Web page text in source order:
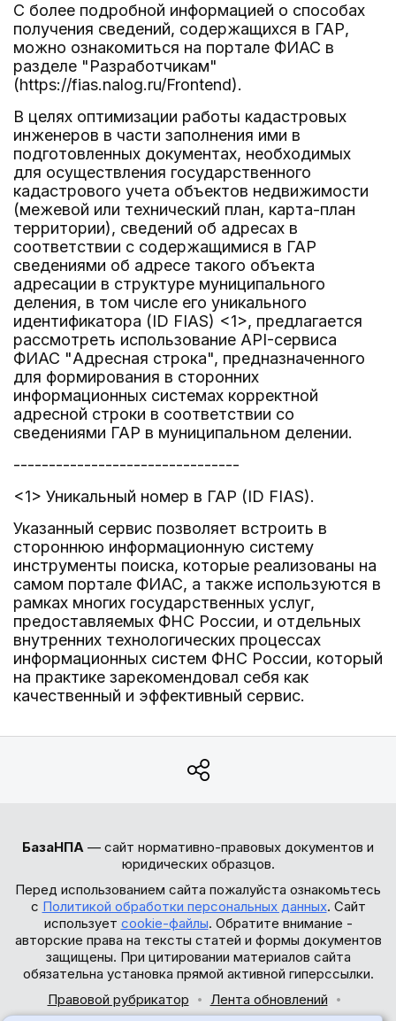
С более подробной информацией о способах
получения сведений, содержащихся в ГАР,
можно ознакомиться на портале ФИАС в
разделе "Разработчикам"
(https://fias.nalog.ru/Frontend).
В целях оптимизации работы кадастровых
инженеров в части заполнения ими в
подготовленных документах, необходимых
для осуществления государственного
кадастрового учета объектов недвижимости
(межевой или технический план, карта-план
территории), сведений об адресах в
соответствии с содержащимися в ГАР
сведениями об адресе такого объекта
адресации в структуре муниципального
деления, в том числе его уникального
идентификатора (ID FIAS) <1>, предлагается
рассмотреть использование API-сервиса
ФИАС "Адресная строка", предназначенного
для формирования в сторонних
информационных системах корректной
адресной строки в соответствии со
сведениями ГАР в муниципальном делении.
--------------------------------
<1> Уникальный номер в ГАР (ID FIAS).
Указанный сервис позволяет встроить в
стороннюю информационную систему
инструменты поиска, которые реализованы на
самом портале ФИАС, а также используются в
рамках многих государственных услуг,
предоставляемых ФНС России, и отдельных
внутренних технологических процессах
информационных систем ФНС России, который
на практике зарекомендовал себя как
качественный и эффективный сервис.
БазаНПА — сайт нормативно-правовых документов и
юридических образцов.
Перед использованием сайта пожалуйста ознакомьтесь
с Политикой обработки персональных данных. Сайт
использует cookie-файлы. Обратите внимание -
авторские права на тексты статей и формы документов
защищены. При цитировании материалов сайта
обязательна установка прямой активной гиперссылки.
Правовой рубрикатор
Лента обновлений